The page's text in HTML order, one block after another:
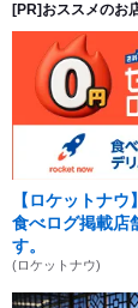
[PR]おススメのお
【ロケットナ
食べログ掲載店
す。
(ロケットナウ)